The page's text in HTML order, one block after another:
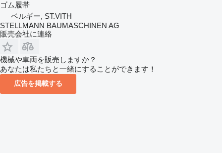
ゴム履帯
ベルギー, ST.VITH
STELLMANN BAUMASCHINEN AG
販売会社に連絡
機械や車両を販売しますか？
あなたは私たちと一緒にすることができます！
広告を掲載する